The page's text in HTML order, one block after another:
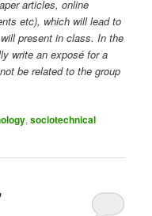
articles, online
etc), which will lead to
present in class. In the
write an exposé for a
be related to the group
,sociotechnical